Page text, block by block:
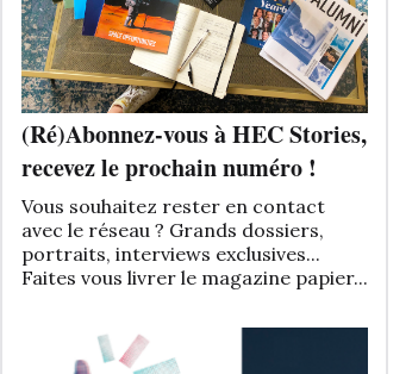
(Ré)Abonnez-vous à HEC Stories,
recevez le prochain numéro !
Vous souhaitez rester en contact
avec le réseau ? Grands dossiers,
portraits, interviews exclusives...
Faites vous livrer le magazine papier...